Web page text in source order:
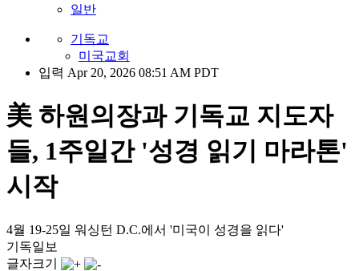
일반
기독교
미국교회
입력 Apr 20, 2026 08:51 AM PDT
美 하원의장과 기독교 지도자
들, 1주일간 '성경 읽기 마라톤'
시작
4월 19-25일 워싱턴 D.C.에서 '미국이 성경을 읽다'
기독일보
글자크기